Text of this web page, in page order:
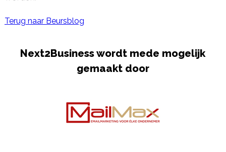
Terug naar Beursblog
Next2Business wordt mede mogelijk
gemaakt door